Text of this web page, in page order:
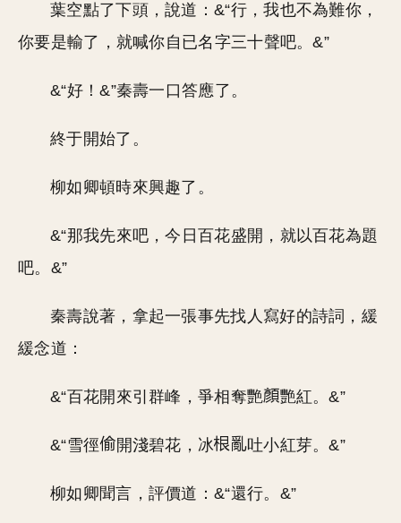
葉空點了下頭，說道：&“行，我也不為難你，
你要是輸了，就喊你自已名字三十聲吧。&”
&“好！&”秦壽一口答應了。
終于開始了。
柳如卿頓時來興趣了。
&“那我先來吧，今日百花盛開，就以百花為題
吧。&”
秦壽說著，拿起一張事先找人寫好的詩詞，緩
緩念道：
&“百花開來引群峰，爭相奪艷 艷紅。&”
&“雪徑 開淺碧花，冰 吐小紅芽。&”
柳如卿聞言，評價道：&“還行。&”